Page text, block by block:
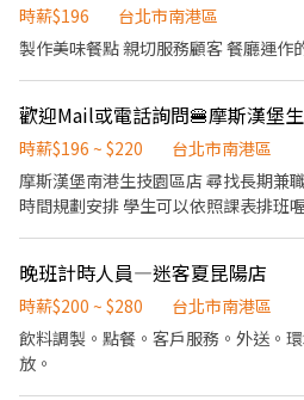
牌網站】https://tigerdumpling.net 【優質福利】 *基本保障：勞
保、健保、勞退提撥 *獎金福利：三
福利：員工餐點、旅遊補助、尾牙聚
險、免費年度健康檢查、團體紓壓活動、員
請點 https://www.mfb.com.tw/
削、切各種食材。 ．負責清理工作環
餐點所需要的食材。 ．協助測量食材
時薪$196
台北市南港區
製作美味餐點 親切服務顧客 餐廳運作
時薪$196 ~ $220
台北市南港區
摩斯漢堡南港生技園區店 尋找長期兼
時間規劃安排 學生可以依照課表排班
維護客席環境 （2）內場：製作餐點
客席環境 (3)需定期維護環境整潔 分貨
定期檢核，依能力調整薪資+$5/次
+$45/時 ✅每月7號領薪水 （薪轉銀行
晚班計時人員—迷客夏昆陽店
時薪$200 ~ $280
台北市南港區
飲料調製。點餐。客戶服務。外送。
放。